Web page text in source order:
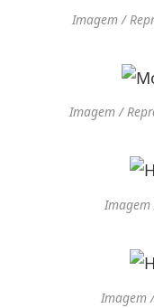
Imagem /
Imagem /
Imagem
Imagem